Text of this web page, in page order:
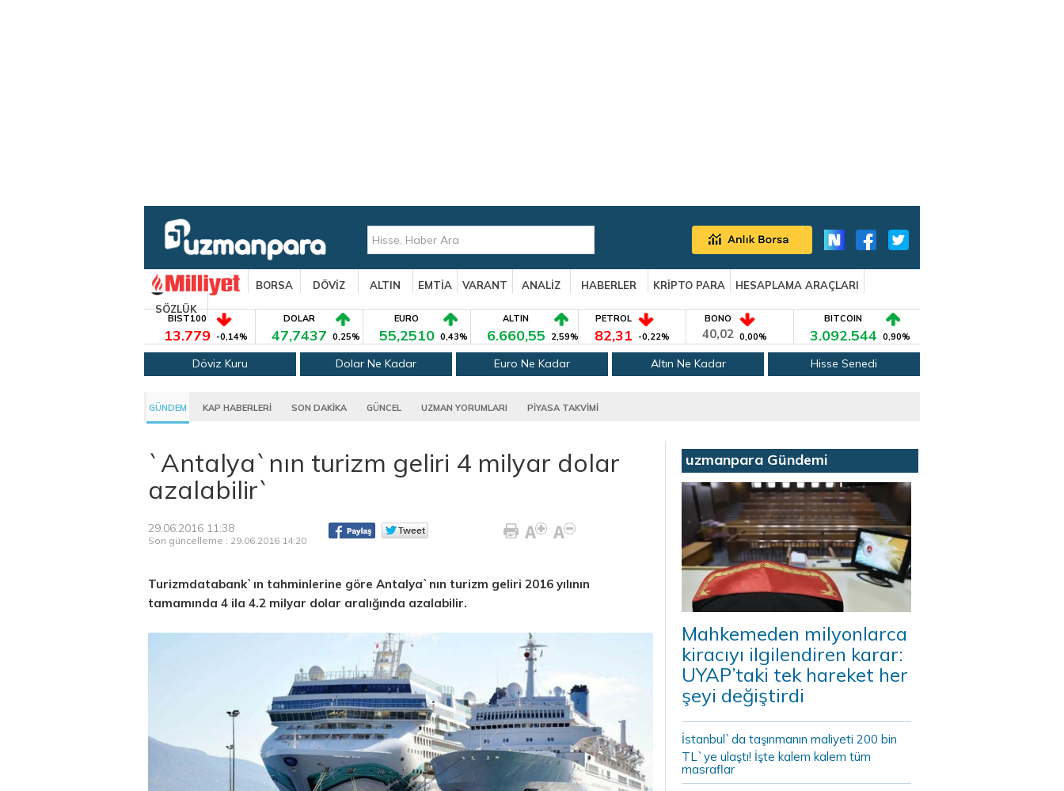
BORSA DÖVİZ ALTIN EMTİA VARANT ANALİZ HABERLER KRİPTO PARA
HESAPLAMA ARAÇLARI
SÖZLÜK
BIST100
13.779 -0,14%
DOLAR
47,7437 0,25%
EURO
55,2510 0,43%
ALTIN
6.660,55 2,59%
PETROL
82,31 -0,22%
BONO
40,02 0,00%
BITCOIN
3.092.544 0,90%
Döviz Kuru Dolar Ne Kadar Euro Ne Kadar Altın Ne Kadar Hisse Senedi
GÜNDEM KAP HABERLERİ SON DAKİKA GÜNCEL UZMAN YORUMLARI PİYASA TAKVİMİ
`Antalya`nın turizm geliri 4 milyar dolar
azalabilir`
29.06.2016 11:38
Son güncelleme : 29.06.2016 14:20
Turizmdatabank`ın tahminlerine göre Antalya`nın turizm geliri 2016 yılının
tamamında 4 ila 4.2 milyar dolar aralığında azalabilir.
uzmanpara Gündemi
Mahkemeden milyonlarca
kiracıyı ilgilendiren karar:
UYAP’taki tek hareket her
şeyi değiştirdi
İstanbul`da taşınmanın maliyeti 200 bin
TL`ye ulaştı! İşte kalem kalem tüm
masraflar